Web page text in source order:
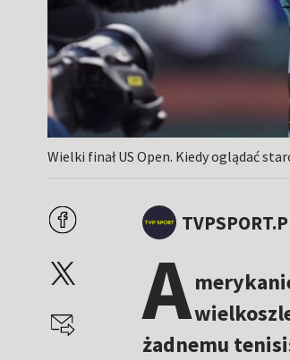
Wielki finał US Open. Kiedy oglądać
A
żadnemu